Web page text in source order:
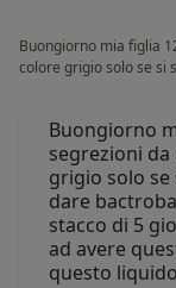
Buongiorno mia figlia
colore grigio solo se si s
Buongiorno
segrezioni
grigio solo
dare
stacco di 5
ad avere
questo